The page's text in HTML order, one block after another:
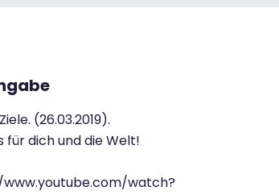
(26.03.2019).
für dich und die Welt!
watch?